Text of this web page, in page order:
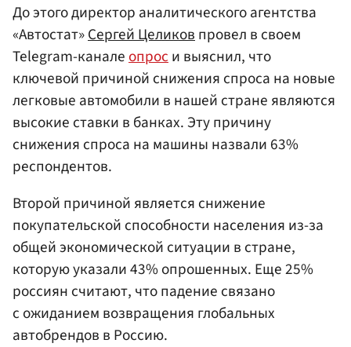
До этого директор аналитического агентства
«Автостат»Сергей Целиков провел в своем
Telegram-канале опрос и выяснил, что
ключевой причиной снижения спроса на новые
легковые автомобили в нашей стране являются
высокие ставки в банках. Эту причину
снижения спроса на машины назвали 63%
респондентов.
Второй причиной является снижение
покупательской способности населения из-за
общей экономической ситуации в стране,
которую указали 43% опрошенных. Еще 25%
россиян считают, что падение связано
с ожиданием возвращения глобальных
автобрендов в Россию.